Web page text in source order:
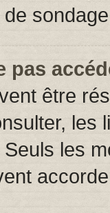
pas
être
les
les